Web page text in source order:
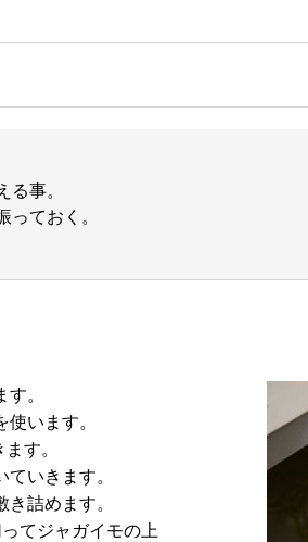
る事。
っておく。
。
います。
す。
いきます。
詰めます。
てジャガイモの上